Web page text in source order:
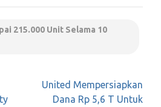
215.000 Unit Selama 10
United Mempersiapkan
Dana Rp 5,6 T Untuk